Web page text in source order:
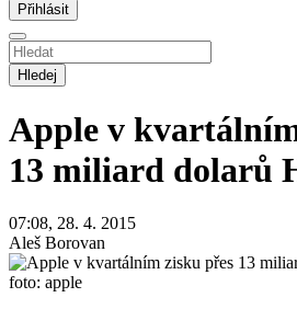
Hledej
Apple v
13 miliard dolarů
07:08, 28. 4. 2015
Aleš Borovan
foto: apple